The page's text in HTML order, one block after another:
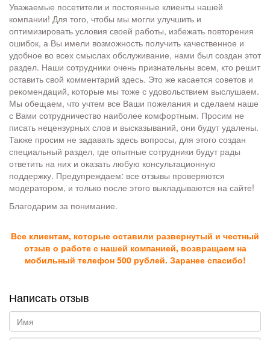
Уважаемые посетители и постоянные клиенты нашей
компании! Для того, чтобы мы могли улучшить и
оптимизировать условия своей работы, избежать повторения
ошибок, а Вы имели возможность получить качественное и
удобное во всех смыслах обслуживание, нами был создан этот
раздел. Наши сотрудники очень признательны всем, кто решит
оставить свой комментарий здесь. Это же касается советов и
рекомендаций, которые мы тоже с удовольствием выслушаем.
Мы обещаем, что учтем все Ваши пожелания и сделаем наше
с Вами сотрудничество наиболее комфортным. Просим не
писать нецензурных слов и высказываний, они будут удалены.
Также просим не задавать здесь вопросы, для этого создан
специальный раздел, где опытные сотрудники будут рады
ответить на них и оказать любую консультационную
поддержку. Предупреждаем: все отзывы проверяются
модератором, и только после этого выкладываются на сайте!
Благодарим за понимание.
Все клиентам, которые оставили развернутый и честный
отзыв о работе с нашей компанией, возвращаем на
мобильный телефон 500 рублей. Заранее спасибо!
Написать отзыв